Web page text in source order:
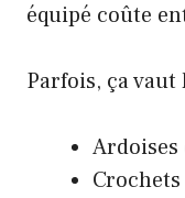
équipé coûte
Parfois, ça vaut
Ardoises